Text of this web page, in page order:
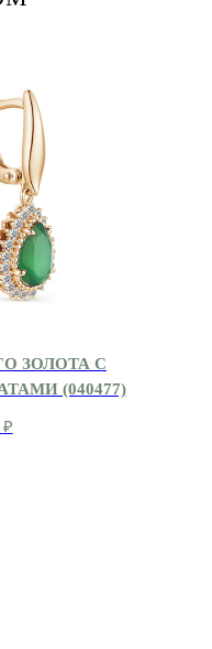
ЗОЛОТА С
(040477)
₽